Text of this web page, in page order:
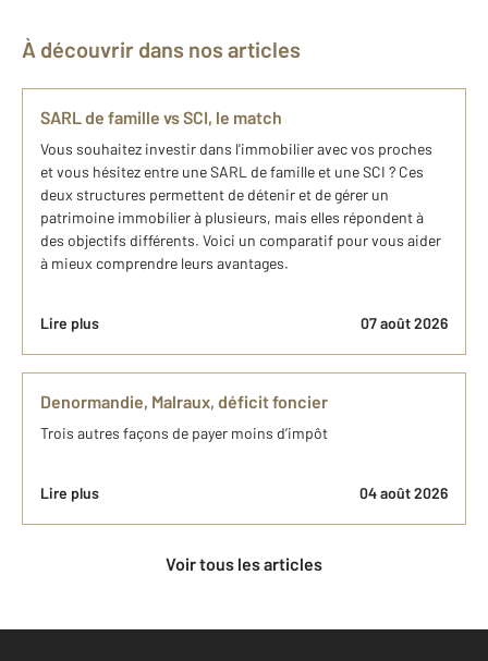
À découvrir dans nos articles
SARL de famille vs SCI, le match
Vous souhaitez investir dans l'immobilier avec vos proches
et vous hésitez entre une SARL de famille et une SCI ? Ces
deux structures permettent de détenir et de gérer un
patrimoine immobilier à plusieurs, mais elles répondent à
des objectifs différents. Voici un comparatif pour vous aider
à mieux comprendre leurs avantages.
Lire plus 07 août 2026
Denormandie, Malraux, déficit foncier
Trois autres façons de payer moins d’impôt
Lire plus 04 août 2026
Voir tous les articles